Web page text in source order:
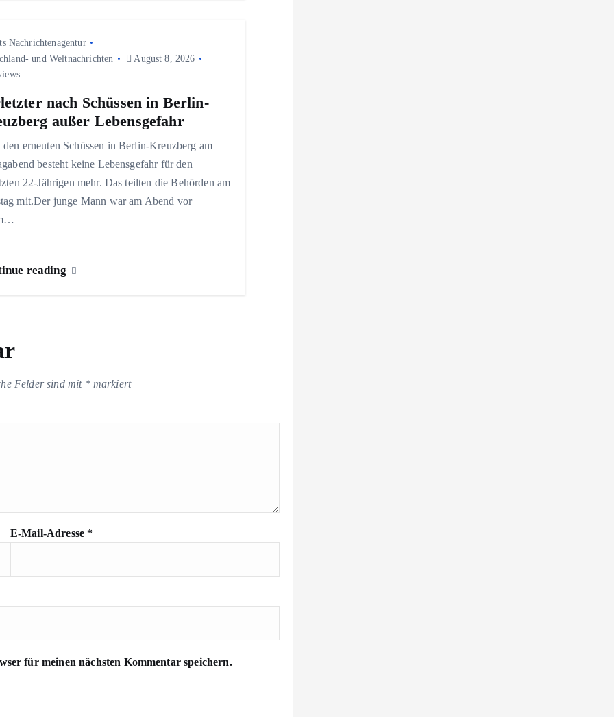
Nachrichtenagentur
und Weltnachrichten
August 8, 2026
nach Schüssen in Berlin-
außer Lebensgefahr
den erneuten Schüssen in Berlin-Kreuzberg am
besteht keine Lebensgefahr für den
22-Jährigen mehr. Das teilten die Behörden am
mit.Der junge Mann war am Abend vor
reading
Felder sind mit *markiert
E-Mail-Adresse *
für meinen nächsten Kommentar speichern.